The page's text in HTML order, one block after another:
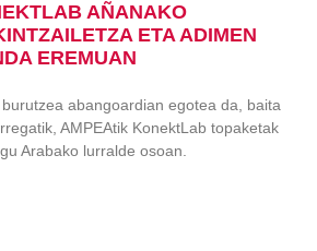
AÑANAKO
ETA ADIMEN
EREMUAN
abangoardian egotea da, baita
AMPEAtik KonektLab topaketak
Arabako lurralde osoan.